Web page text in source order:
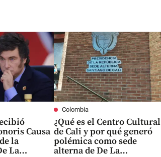
Causa
la
La
Colombia
¿Qué es el Centro Cultural
de Cali y por qué generó
polémica como sede
alterna de De La